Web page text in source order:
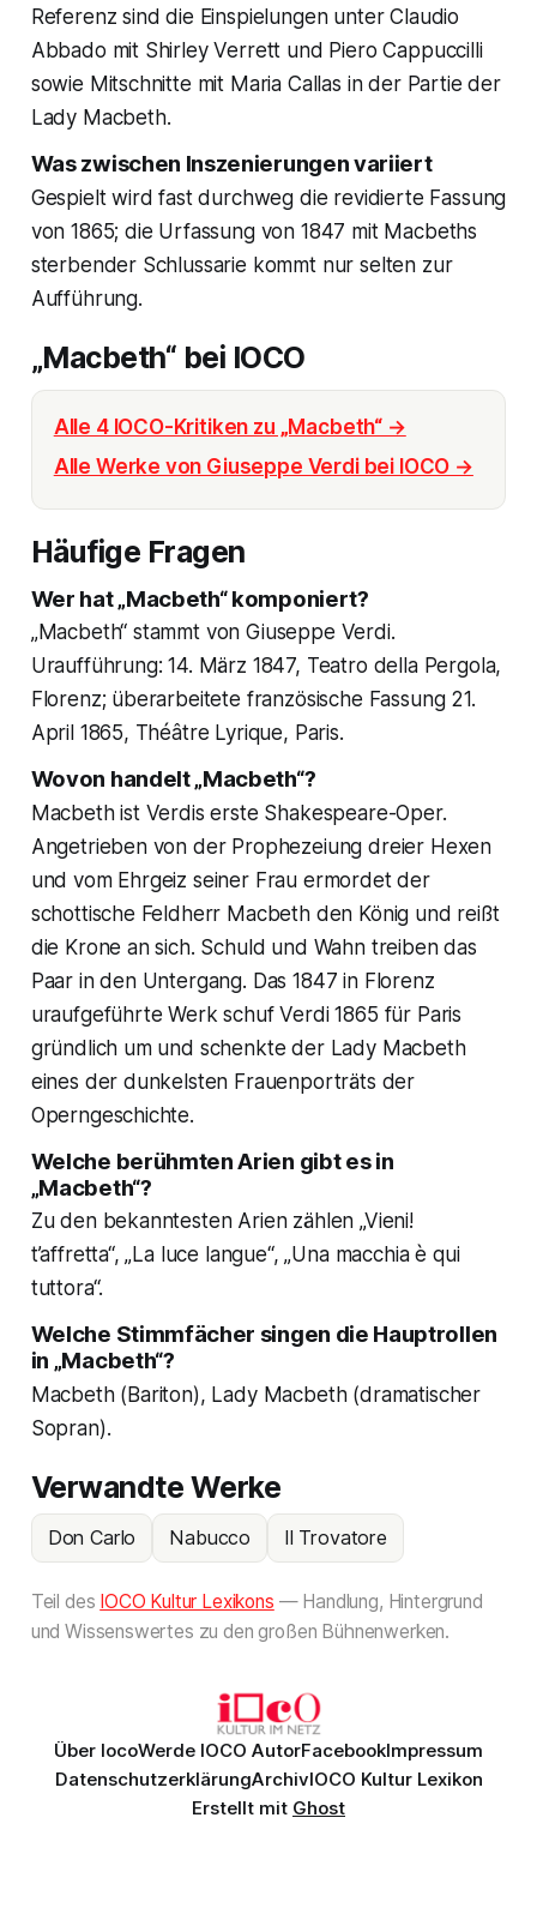
Referenz sind die Einspielungen unter Claudio
Abbado mit Shirley Verrett und Piero Cappuccilli
sowie Mitschnitte mit Maria Callas in der Partie der
Lady Macbeth.
Was zwischen Inszenierungen variiert
Gespielt wird fast durchweg die revidierte Fassung
von 1865; die Urfassung von 1847 mit Macbeths
sterbender Schlussarie kommt nur selten zur
Aufführung.
„Macbeth“ bei IOCO
Alle 4 IOCO-Kritiken zu „Macbeth“ →
Alle Werke von Giuseppe Verdi bei IOCO →
Häufige Fragen
Wer hat „Macbeth“ komponiert?
„Macbeth“ stammt von Giuseppe Verdi.
Uraufführung: 14. März 1847, Teatro della Pergola,
Florenz; überarbeitete französische Fassung 21.
April 1865, Théâtre Lyrique, Paris.
Wovon handelt „Macbeth“?
Macbeth ist Verdis erste Shakespeare-Oper.
Angetrieben von der Prophezeiung dreier Hexen
und vom Ehrgeiz seiner Frau ermordet der
schottische Feldherr Macbeth den König und reißt
die Krone an sich. Schuld und Wahn treiben das
Paar in den Untergang. Das 1847 in Florenz
uraufgeführte Werk schuf Verdi 1865 für Paris
gründlich um und schenkte der Lady Macbeth
eines der dunkelsten Frauenporträts der
Operngeschichte.
Welche berühmten Arien gibt es in
„Macbeth“?
Zu den bekanntesten Arien zählen „Vieni!
t’affretta“, „La luce langue“, „Una macchia è qui
tuttora“.
Welche Stimmfächer singen die Hauptrollen
in „Macbeth“?
Macbeth (Bariton), Lady Macbeth (dramatischer
Sopran).
Verwandte Werke
Don Carlo Nabucco Il Trovatore
Teil des IOCO Kultur Lexikons — Handlung, Hintergrund
und Wissenswertes zu den großen Bühnenwerken.
Über IocoWerde IOCO AutorFacebookImpressum
DatenschutzerklärungArchivIOCO Kultur Lexikon
Erstellt mit Ghost